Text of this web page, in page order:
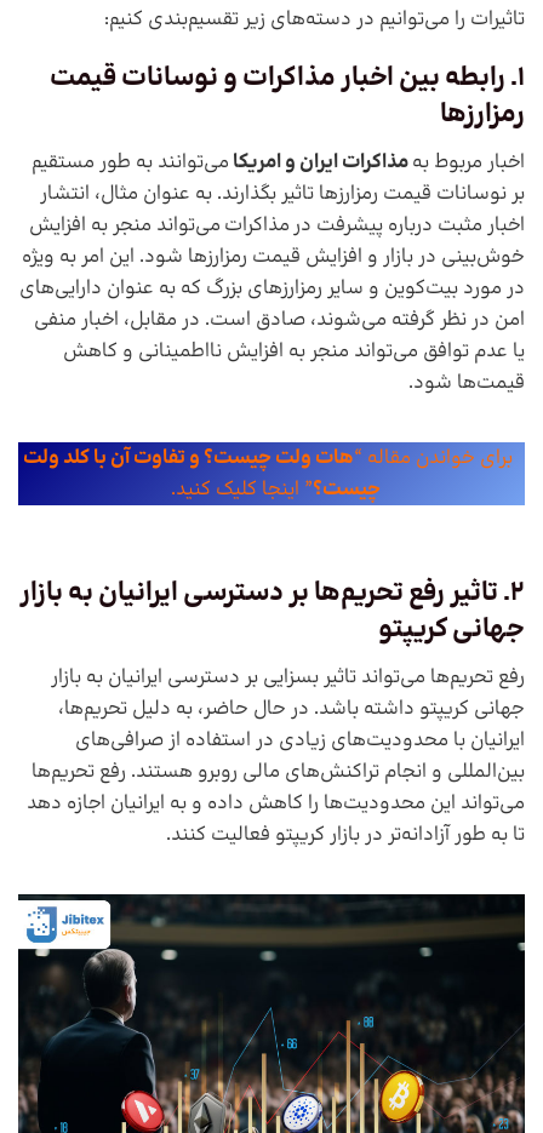
تاثیرات را می‌توانیم در دسته‌های زیر تقسیم‌بندی کنیم:
1. رابطه بین اخبار مذاکراتو نوسانات قیمت
رمزارزها
اخبار مربوط بهمذاکرات ایران و امریکا می‌توانند به طور مستقیم
بر نوسانات قیمت رمزارزها تاثیر بگذارند. به عنوان مثال، انتشار
اخبار مثبت درباره پیشرفت در مذاکرات می‌تواند منجر به افزایش
خوش‌بینی در بازار و افزایش قیمت رمزارزها شود. این امر به ویژه
در مورد بیت‌کوین و سایر رمزارزهای بزرگ که به عنوان دارایی‌های
امن در نظر گرفته می‌شوند، صادق است. در مقابل، اخبار منفی
یا عدم توافق می‌تواند منجر به افزایش نااطمینانی و کاهش
قیمت‌ها شود.
برای خواندن مقاله “هات ولت چیست؟ و تفاوت آن با کلد ولت
چیست؟” اینجا کلیک کنید.
2. تاثیر رفع تحریم‌ها بر دسترسی ایرانیان به بازار
جهانی کریپتو
رفع تحریم‌ها می‌تواند تاثیر بسزایی بر دسترسی ایرانیان به بازار
جهانی کریپتو داشته باشد. در حال حاضر، به دلیل تحریم‌ها،
ایرانیان با محدودیت‌های زیادی در استفاده از صرافی‌های
بین‌المللی و انجام تراکنش‌های مالی روبرو هستند. رفع تحریم‌ها
می‌تواند این محدودیت‌ها را کاهش داده و به ایرانیان اجازه دهد
تا به طور آزادانه‌تر در بازار کریپتو فعالیت کنند.